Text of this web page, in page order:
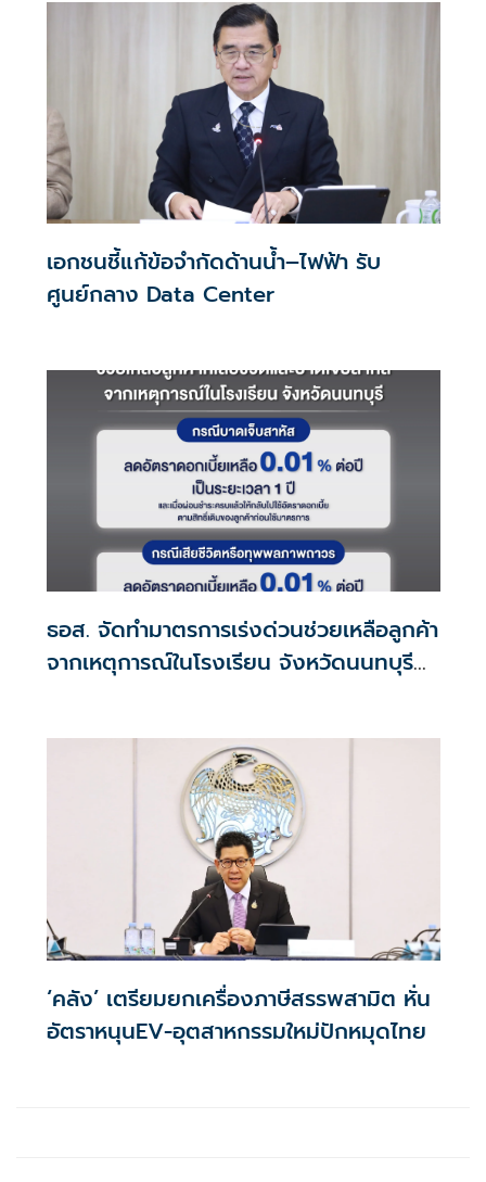
เอกชนชี้แก้ข้อจำกัดด้านน้ำ–ไฟฟ้า รับ
ศูนย์กลาง Data Center
ธอส. จัดทำมาตรการเร่งด่วนช่วยเหลือลูกค้า
จากเหตุการณ์ในโรงเรียน จังหวัดนนทบุรี
‘คลัง’ เตรียมยกเครื่องภาษีสรรพสามิต หั่น
อัตราหนุนEV-อุตสาหกรรมใหม่ปักหมุดไทย